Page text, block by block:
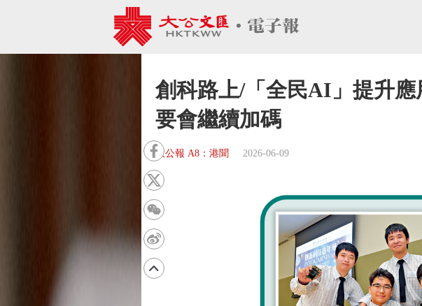
創科路上/「全民AI」提升
要會繼續加碼
大公報 A8：港聞 2026-06-09